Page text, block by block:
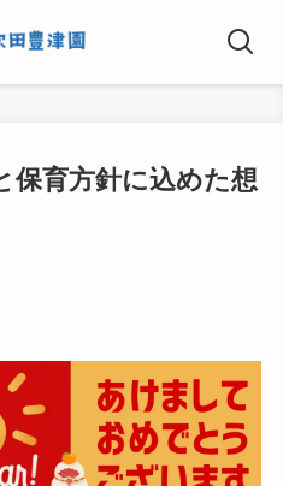
保育方針に込めた想